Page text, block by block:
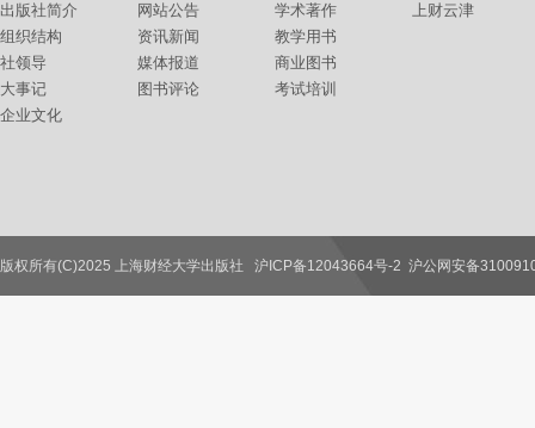
出版社简介
组织结构
社领导
大事记
企业文化
网站公告
资讯新闻
媒体报道
图书评论
学术著作
教学用书
商业图书
考试培训
上财云津
联系我们
版权所有(C)2025 上海财经大学出版社 沪ICP备12043664号-2 沪公网安备